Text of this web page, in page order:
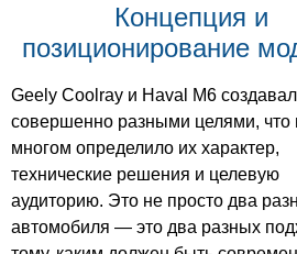
Концепция и
позиционирование
Geely Coolray и Haval M6
совершенно разными целями, что
многом определило их характер,
технические решения и целевую
аудиторию. Это не просто два
автомобиля — это два разных